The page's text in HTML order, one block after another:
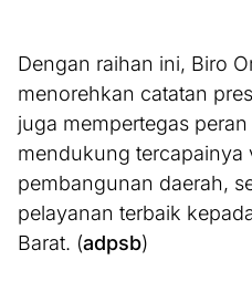
Dengan raihan ini, Biro
menorehkan catatan
juga mempertegas
mendukung tercapainya
pembangunan daerah,
pelayanan terbaik
Barat. (adpsb)